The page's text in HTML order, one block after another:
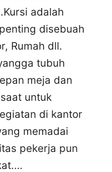
adalah
disebuah
Rumah dll.
tubuh
meja dan
untuk
di kantor
memadai
pekerja pun